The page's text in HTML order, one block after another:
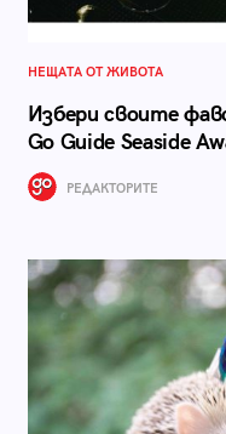
НЕЩАТА ОТ ЖИВОТА
Избери своите
Go Guide Seaside
РЕДАКТОРИТЕ